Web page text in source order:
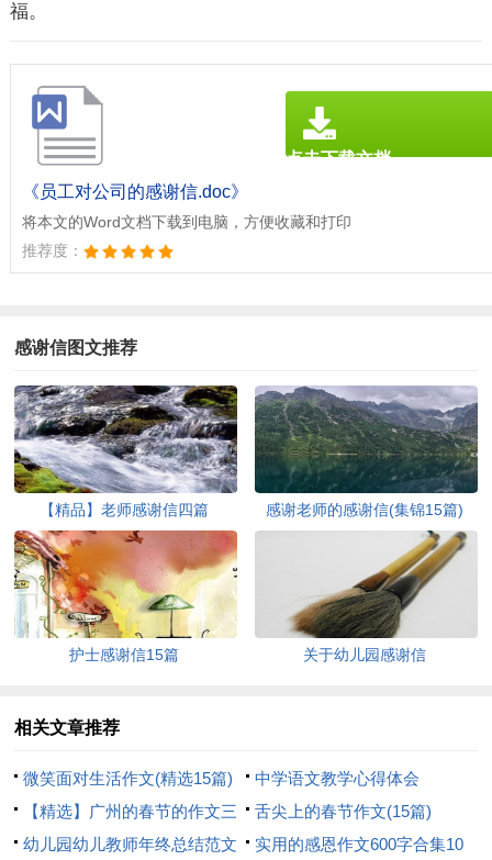
福。
《员工对公司的感谢信.doc》
将本文的Word文档下载到电脑，方便收藏和打印
推荐度：
点击下载文档
感谢信图文推荐
【精品】老师感谢信四篇 感谢老师的感谢信(集锦15篇)
护士感谢信15篇 关于幼儿园感谢信
相关文章推荐
微笑面对生活作文(精选15篇)
中学语文教学心得体会
【精选】广州的春节的作文三
篇
舌尖上的春节作文(15篇)
幼儿园幼儿教师年终总结范文
实用的感恩作文600字合集10